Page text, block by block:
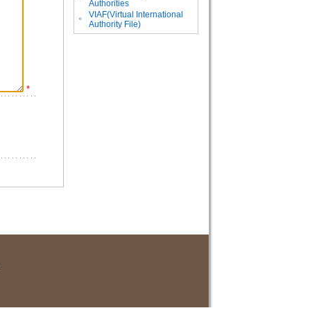
*
Authorities
。
VIAF(Virtual International
Authority File)